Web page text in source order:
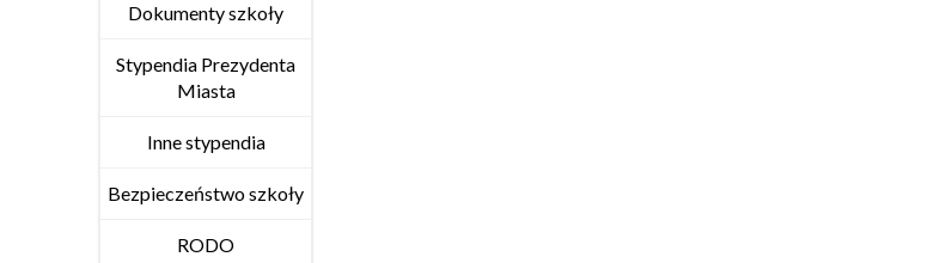
Dokumenty szkoły
Stypendia Prezydenta
Miasta
Inne stypendia
Bezpieczeństwo szkoły
RODO